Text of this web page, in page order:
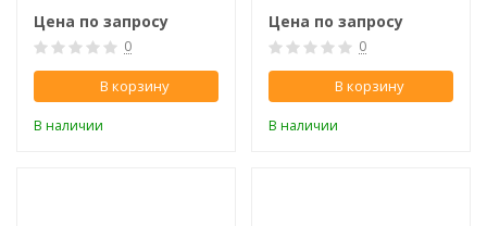
Цена по запросу
0
В корзину
В наличии
Цена по запросу
0
В корзину
В наличии